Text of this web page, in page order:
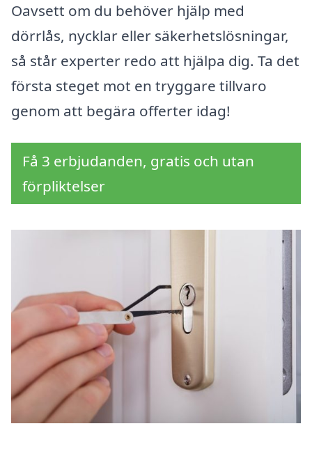
Oavsett om du behöver hjälp med
dörrlås, nycklar eller säkerhetslösningar,
så står experter redo att hjälpa dig. Ta det
första steget mot en tryggare tillvaro
genom att begära offerter idag!
Få 3 erbjudanden, gratis och utan
förpliktelser